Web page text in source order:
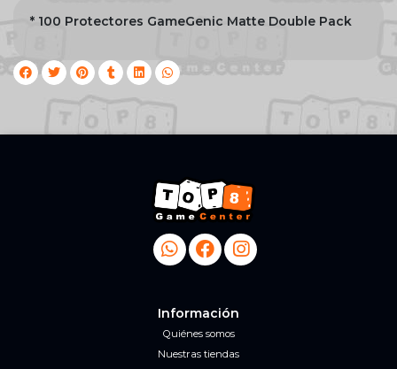
* 100 Protectores GameGenic Matte Double Pack
Información
Quiénes somos
Nuestras tiendas